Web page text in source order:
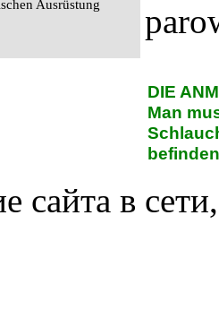
Ausrüstung
DIE
Man
сайта в